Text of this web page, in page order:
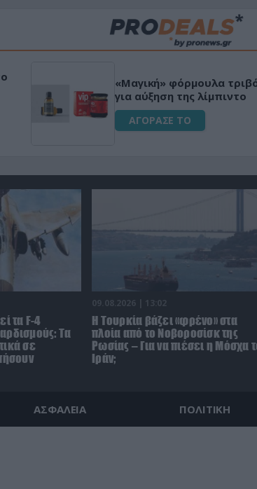
«Μαγική» φόρμουλα
για αύξηση της λίμπιντο
ΑΓΟΡΑΣΕ ΤΟ
τα F-4
Τα
σε
09.08.2026 | 13:02
Η Τουρκία βάζει «φρένο» στα
πλοία από το Νοβοροσίσκ της
Ρωσίας – Για να πιέσει η Μόσχα
Ιράν;
ΑΣΦΑΛΕΙΑ ΠΟΛΙΤΙΚΗ